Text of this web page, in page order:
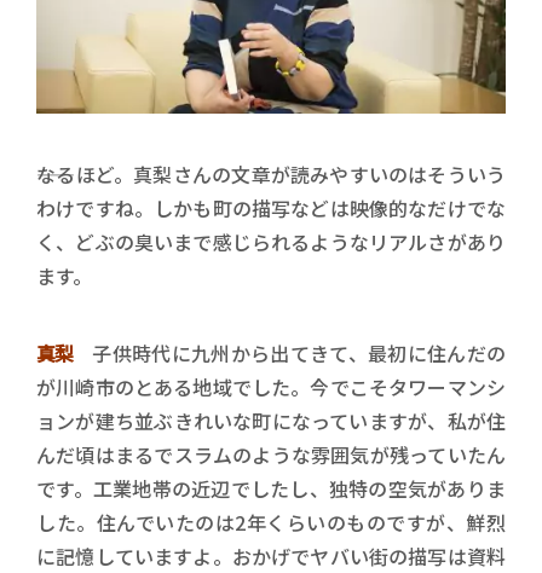
――なるほど。真梨さんの文章が読みやすいのはそういう
わけですね。しかも町の描写などは映像的なだけでな
く、どぶの臭いまで感じられるようなリアルさがあり
ます。
真梨子供時代に九州から出てきて、最初に住んだの
が川崎市のとある地域でした。今でこそタワーマンシ
ョンが建ち並ぶきれいな町になっていますが、私が住
んだ頃はまるでスラムのような雰囲気が残っていたん
です。工業地帯の近辺でしたし、独特の空気がありま
した。住んでいたのは2年くらいのものですが、鮮烈
に記憶していますよ。おかげでヤバい街の描写は資料